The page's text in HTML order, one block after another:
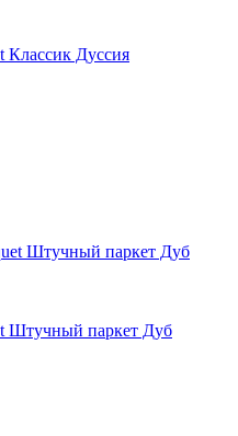
Классик Дуссия
Штучный паркет Дуб